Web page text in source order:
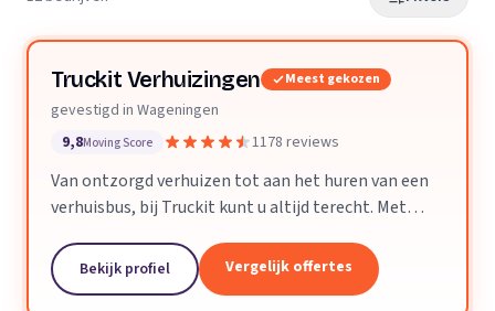
Truckit Verhuizingen Meest gekozen
gevestigd in Wageningen
9,8Moving Score 1178 reviews
Van ontzorgd verhuizen tot aan het huren van een
verhuisbus, bij Truckit kunt u altijd terecht. Met
klanten geholpen door heel Nederland.
Bekijk profiel Vergelijk offertes